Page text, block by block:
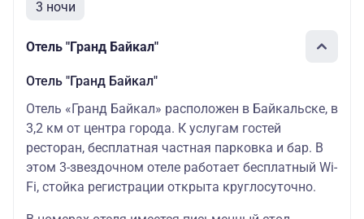
3 ночи
Отель "Гранд Байкал"
Отель "Гранд Байкал"
Отель «Гранд Байкал» расположен в Байкальске, в
3,2 км от центра города. К услугам гостей
ресторан, бесплатная частная парковка и бар. В
этом 3-звездочном отеле работает бесплатный Wi-
Fi, стойка регистрации открыта круглосуточно.